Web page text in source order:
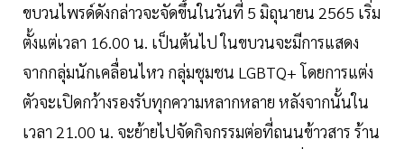
ขบวนไพรด์ดังกล่าวจะจัดขึ้นในวันที่ 5 มิถุนายน 2565 เริ่ม
ตั้งแต่เวลา 16.00 น. เป็นต้นไป ในขบวนจะมีการแสดง
จากกลุ่มนักเคลื่อนไหว กลุ่มชุมชน LGBTQ+ โดยการแต่ง
ตัวจะเปิดกว้างรองรับทุกความหลากหลาย หลังจากนั้นใน
เวลา 21.00 น. จะย้ายไปจัดกิจกรรมต่อที่ถนนข้าวสาร ร้าน